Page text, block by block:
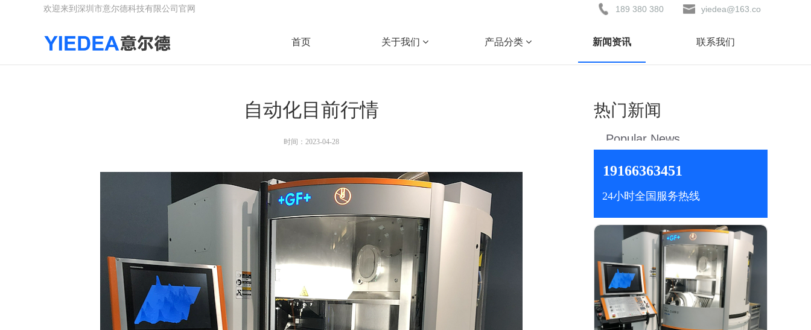
首页 关于我们 产品分类 新闻资讯 联系我们
189 380 380
yiedea@163.co
欢迎来到深圳市意尔德科技有限公司官网
热门新闻
Popular News
24小时全国服务热线
19166363451
自动化目前行情
时间：2023-04-28